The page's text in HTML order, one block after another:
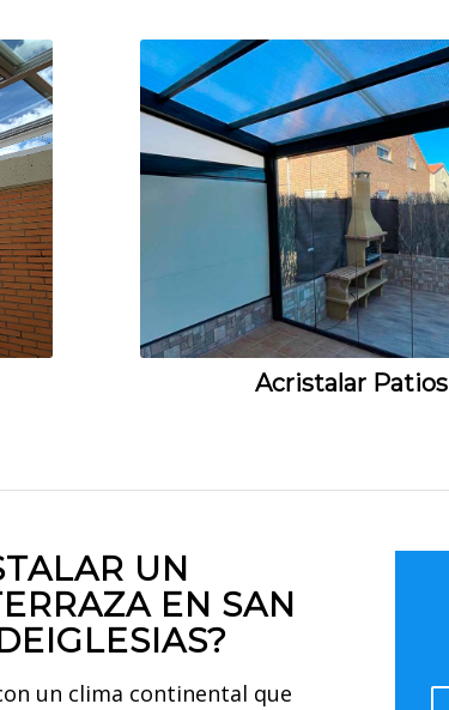
Acristalar Patios
UN
EN SAN
un clima continental que